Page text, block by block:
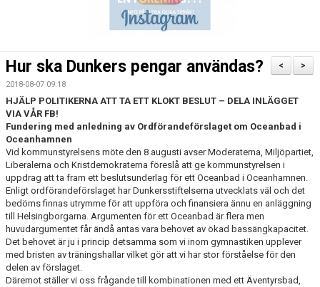
>
<
Hur ska Dunkers pengar användas?
2018-08-07 09:18
HJÄLP POLITIKERNA ATT TA ETT KLOKT BESLUT – DELA INLÄGGET
VIA VÅR FB!
Fundering med anledning av Ordförandeförslaget om Oceanbad i
Oceanhamnen
Vid kommunstyrelsens möte den 8 augusti avser Moderaterna, Miljöpartiet,
Liberalerna och Kristdemokraterna föreslå att ge kommunstyrelsen i
uppdrag att ta fram ett beslutsunderlag för ett Oceanbad i Oceanhamnen.
Enligt ordförandeförslaget har Dunkersstiftelserna utvecklats väl och det
bedöms finnas utrymme för att uppföra och finansiera ännu en anläggning
till Helsingborgarna. Argumenten för ett Oceanbad är flera men
huvudargumentet får ändå antas vara behovet av ökad bassängkapacitet.
Det behovet är ju i princip detsamma som vi inom gymnastiken upplever
med bristen av träningshallar vilket gör att vi har stor förståelse för den
delen av förslaget.
Däremot ställer vi oss frågande till kombinationen med ett Äventyrsbad,